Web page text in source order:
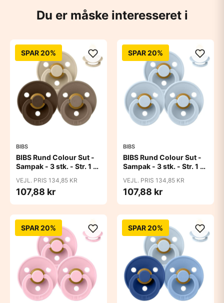
Du er måske interesseret i
SPAR 20%
BIBS
BIBS Rund Colour Sut -
Sampak - 3 stk. - Str. 1 -
VEJL. PRIS 134,85 KR
107,88 kr
SPAR 20%
BIBS
BIBS Rund Colour Sut -
Sampak - 3 stk. - Str. 1 -
VEJL. PRIS 134,85 KR
107,88 kr
SPAR 20% SPAR 20%